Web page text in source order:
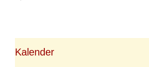
e
i
e
n
ö
Kalender